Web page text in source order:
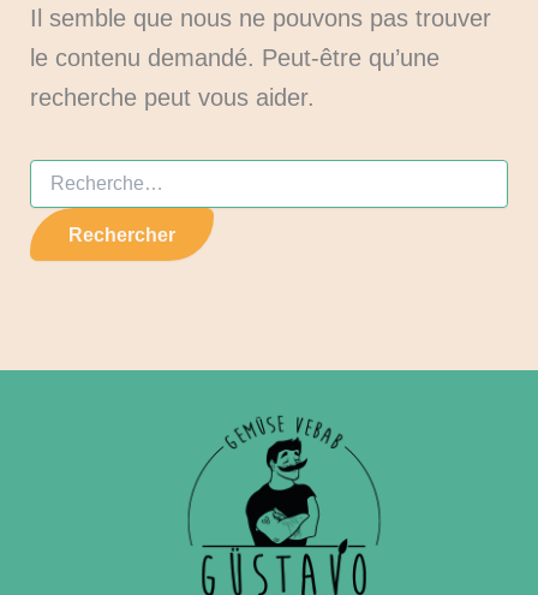
Il semble que nous ne pouvons pas trouver
le contenu demandé. Peut-être qu’une
recherche peut vous aider.
Rechercher :